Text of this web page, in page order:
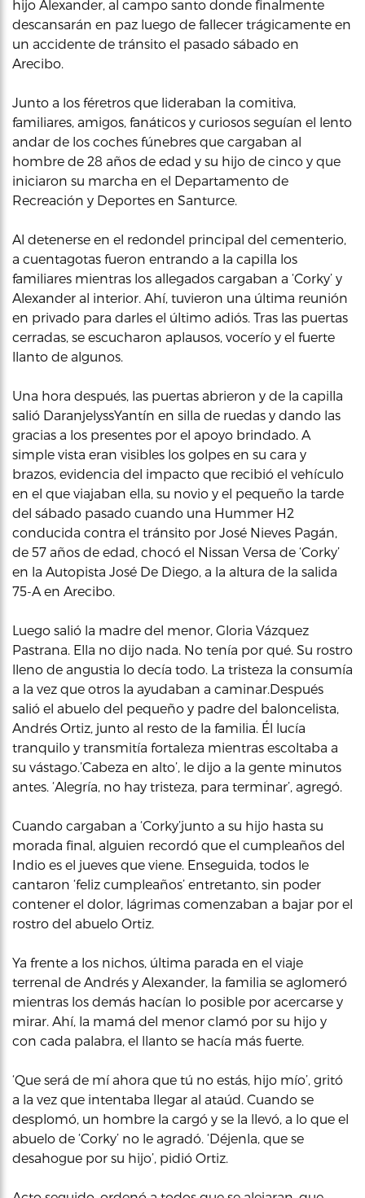
hijo Alexander, al campo santo donde finalmente
descansarán en paz luego de fallecer trágicamente en
un accidente de tránsito el pasado sábado en
Arecibo.
Junto a los féretros que lideraban la comitiva,
familiares, amigos, fanáticos y curiosos seguían el lento
andar de los coches fúnebres que cargaban al
hombre de 28 años de edad y su hijo de cinco y que
iniciaron su marcha en el Departamento de
Recreación y Deportes en Santurce.
Al detenerse en el redondel principal del cementerio,
a cuentagotas fueron entrando a la capilla los
familiares mientras los allegados cargaban a ‘Corky’ y
Alexander al interior. Ahí, tuvieron una última reunión
en privado para darles el último adiós. Tras las puertas
cerradas, se escucharon aplausos, vocerío y el fuerte
llanto de algunos.
Una hora después, las puertas abrieron y de la capilla
salió DaranjelyssYantín en silla de ruedas y dando las
gracias a los presentes por el apoyo brindado. A
simple vista eran visibles los golpes en su cara y
brazos, evidencia del impacto que recibió el vehículo
en el que viajaban ella, su novio y el pequeño la tarde
del sábado pasado cuando una Hummer H2
conducida contra el tránsito por José Nieves Pagán,
de 57 años de edad, chocó el Nissan Versa de ‘Corky’
en la Autopista José De Diego, a la altura de la salida
75-A en Arecibo.
Luego salió la madre del menor, Gloria Vázquez
Pastrana. Ella no dijo nada. No tenía por qué. Su rostro
lleno de angustia lo decía todo. La tristeza la consumía
a la vez que otros la ayudaban a caminar.Después
salió el abuelo del pequeño y padre del baloncelista,
Andrés Ortiz, junto al resto de la familia. Él lucía
tranquilo y transmitía fortaleza mientras escoltaba a
su vástago.’Cabeza en alto’, le dijo a la gente minutos
antes. ‘Alegría, no hay tristeza, para terminar’, agregó.
Cuando cargaban a ‘Corky’junto a su hijo hasta su
morada final, alguien recordó que el cumpleaños del
Indio es el jueves que viene. Enseguida, todos le
cantaron ‘feliz cumpleaños’ entretanto, sin poder
contener el dolor, lágrimas comenzaban a bajar por el
rostro del abuelo Ortiz.
Ya frente a los nichos, última parada en el viaje
terrenal de Andrés y Alexander, la familia se aglomeró
mientras los demás hacían lo posible por acercarse y
mirar. Ahí, la mamá del menor clamó por su hijo y
con cada palabra, el llanto se hacía más fuerte.
‘Que será de mí ahora que tú no estás, hijo mío’, gritó
a la vez que intentaba llegar al ataúd. Cuando se
desplomó, un hombre la cargó y se la llevó, a lo que el
abuelo de ‘Corky’ no le agradó. ‘Déjenla, que se
desahogue por su hijo’, pidió Ortiz.